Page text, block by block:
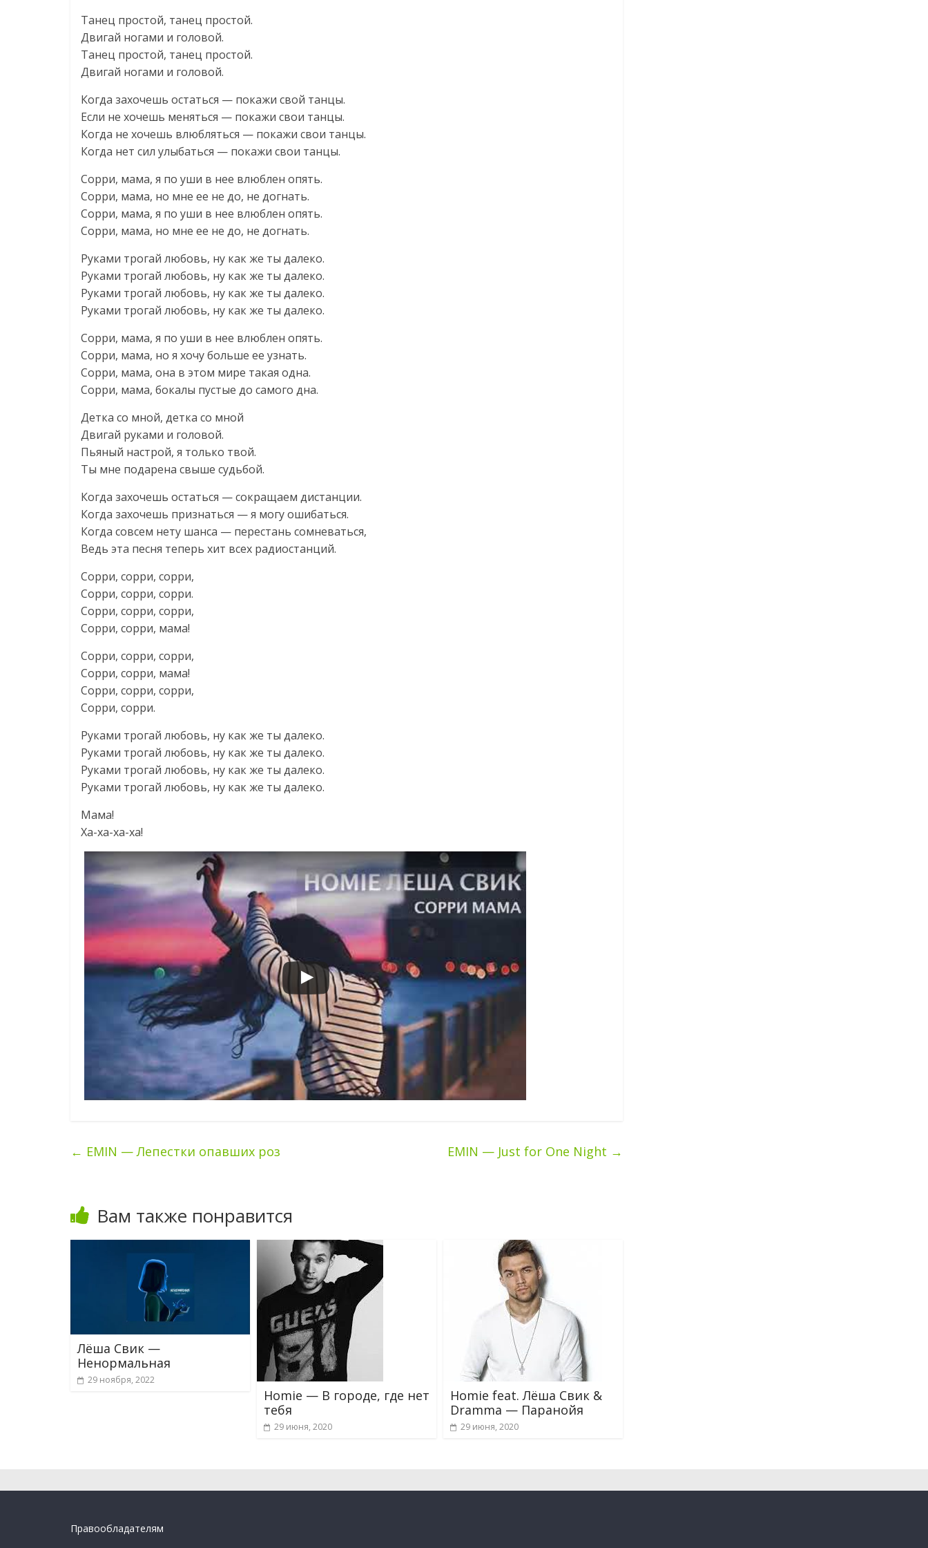
Танец простой, танец простой.
Двигай ногами и головой.
Танец простой, танец простой.
Двигай ногами и головой.
Когда захочешь остаться — покажи свой танцы.
Если не хочешь меняться — покажи свои танцы.
Когда не хочешь влюбляться — покажи свои танцы.
Когда нет сил улыбаться — покажи свои танцы.
Сорри, мама, я по уши в нее влюблен опять.
Сорри, мама, но мне ее не до, не догнать.
Сорри, мама, я по уши в нее влюблен опять.
Сорри, мама, но мне ее не до, не догнать.
Руками трогай любовь, ну как же ты далеко.
Руками трогай любовь, ну как же ты далеко.
Руками трогай любовь, ну как же ты далеко.
Руками трогай любовь, ну как же ты далеко.
Сорри, мама, я по уши в нее влюблен опять.
Сорри, мама, но я хочу больше ее узнать.
Сорри, мама, она в этом мире такая одна.
Сорри, мама, бокалы пустые до самого дна.
Детка со мной, детка со мной
Двигай руками и головой.
Пьяный настрой, я только твой.
Ты мне подарена свыше судьбой.
Когда захочешь остаться — сокращаем дистанции.
Когда захочешь признаться — я могу ошибаться.
Когда совсем нету шанса — перестань сомневаться,
Ведь эта песня теперь хит всех радиостанций.
Сорри, сорри, сорри,
Сорри, сорри, сорри.
Сорри, сорри, сорри,
Сорри, сорри, мама!
Сорри, сорри, сорри,
Сорри, сорри, мама!
Сорри, сорри, сорри,
Сорри, сорри.
Руками трогай любовь, ну как же ты далеко.
Руками трогай любовь, ну как же ты далеко.
Руками трогай любовь, ну как же ты далеко.
Руками трогай любовь, ну как же ты далеко.
Мама!
Ха-ха-ха-ха!
← EMIN — Лепестки опавших роз EMIN — Just for One Night →
Вам также понравится
Лёша Свик —
Ненормальная
29 ноября, 2022
Homie — В городе, где нет
тебя
29 июня, 2020
Homie feat. Лёша Свик &
Dramma — Паранойя
29 июня, 2020
Правообладателям